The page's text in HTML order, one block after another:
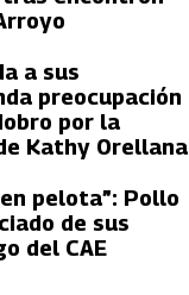
a sus
preocupación
por la
Kathy Orellana
en pelota”: Pollo
de sus
del CAE